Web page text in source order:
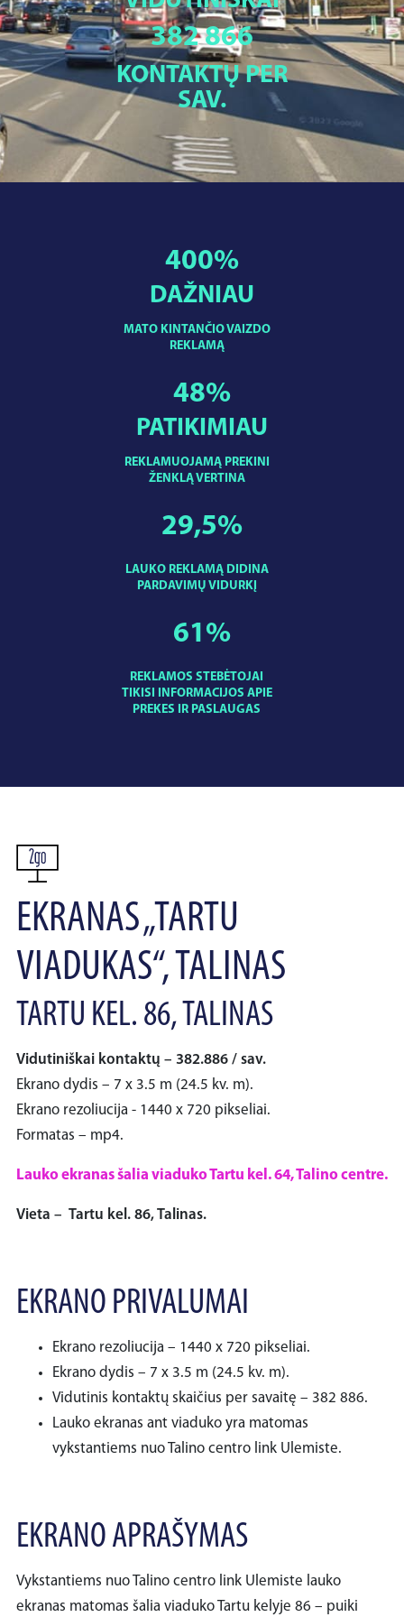
382 866
KONTAKTŲ PER
SAV.
MATO KINTANČIO VAIZDO
REKLAMĄ
400%
DAŽNIAU
REKLAMUOJAMĄ PREKINI
ŽENKLĄ VERTINA
48%
PATIKIMIAU
LAUKO REKLAMĄ DIDINA
PARDAVIMŲ VIDURKĮ
29,5%
REKLAMOS STEBĖTOJAI
TIKISI INFORMACIJOS APIE
PREKES IR PASLAUGAS
61%
EKRANAS „TARTU
VIADUKAS“, TALINAS
TARTU KEL. 86, TALINAS
Vidutiniškai kontaktų – 382.886 / sav.
Ekrano dydis – 7 x 3.5 m (24.5 kv. m).
Ekrano rezoliucija - 1440 x 720 pikseliai.
Formatas – mp4.
Lauko ekranas šalia viaduko Tartu kel. 64, Talino centre.
Vieta – Tartu kel. 86, Talinas.
EKRANO PRIVALUMAI
Ekrano rezoliucija – 1440 x 720 pikseliai.
Ekrano dydis – 7 x 3.5 m (24.5 kv. m).
Vidutinis kontaktų skaičius per savaitę – 382 886.
Lauko ekranas ant viaduko yra matomas
vykstantiems nuo Talino centro link Ulemiste.
EKRANO APRAŠYMAS
Vykstantiems nuo Talino centro link Ulemiste lauko
ekranas matomas šalia viaduko Tartu kelyje 86 – puiki